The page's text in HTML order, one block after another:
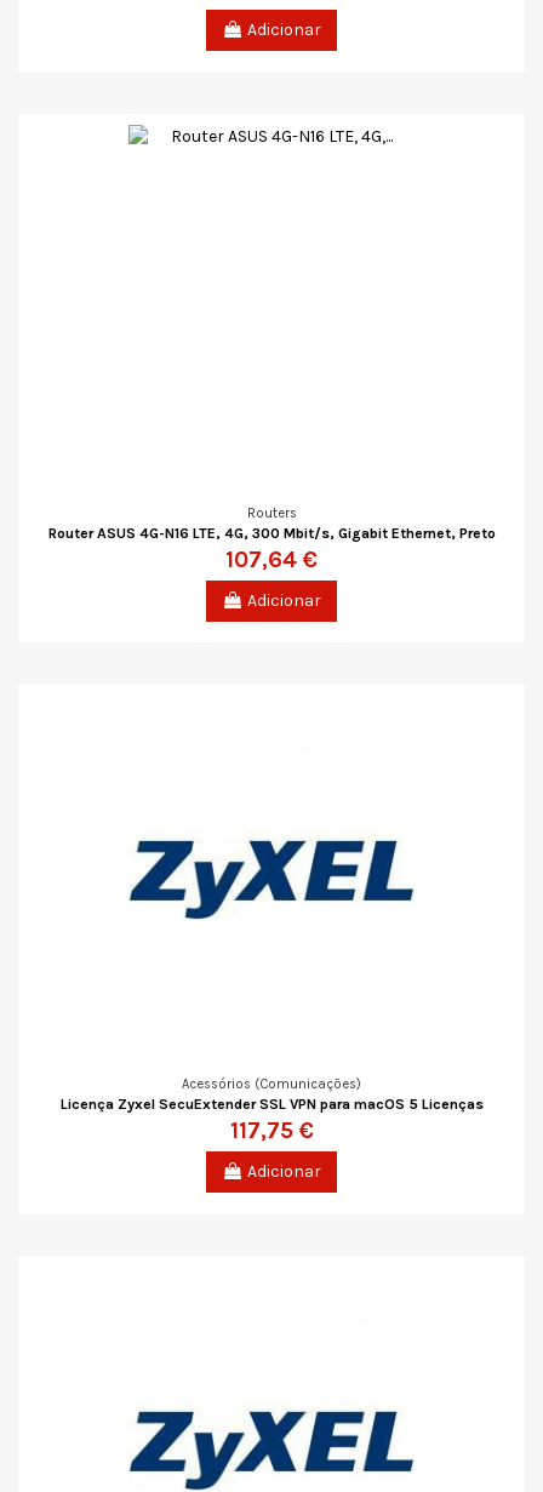
Adicionar
Routers
Router ASUS 4G-N16 LTE, 4G, 300 Mbit/s, Gigabit Ethernet, Preto
107,64 €
Adicionar
Acessórios (Comunicações)
Licença Zyxel SecuExtender SSL VPN para macOS 5 Licenças
117,75 €
Adicionar